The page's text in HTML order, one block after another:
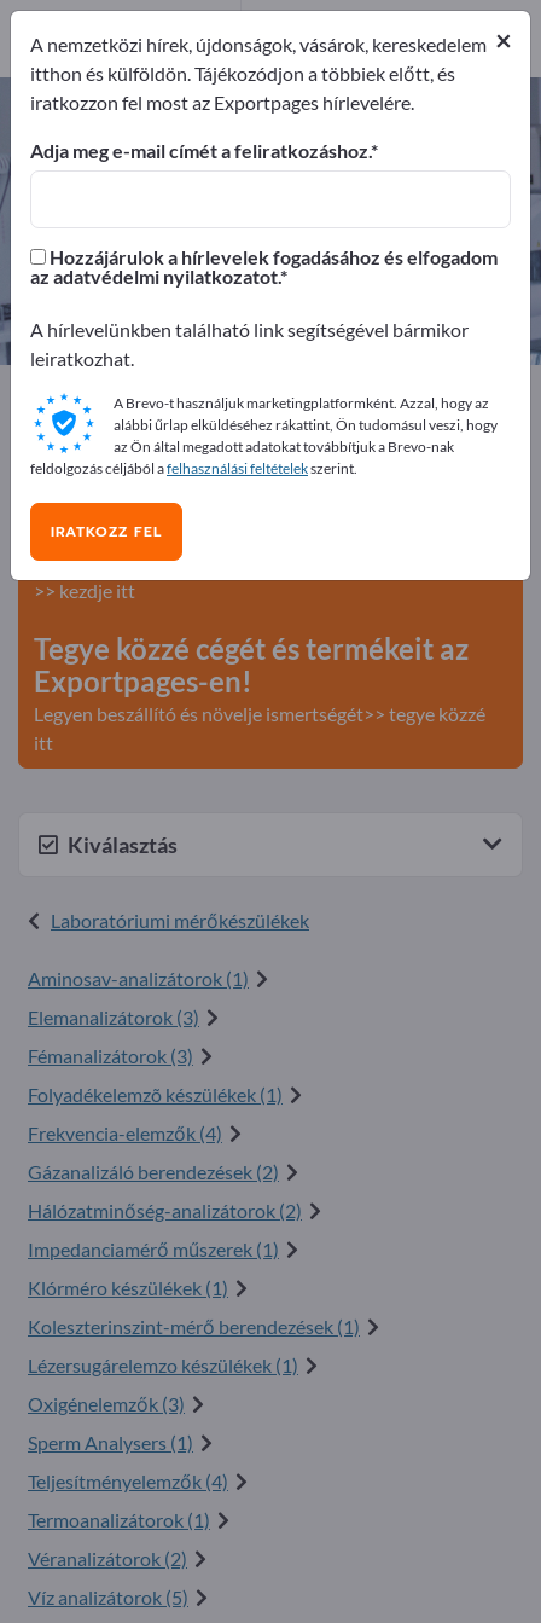
Analizátorok – gyártók és
beszállítók keresése
Forgalmazó
Exportpages
Orvostudomány és laboratórium
Laboratóriumi mérőkészülékek
Analizátorok
Hirdessen ingyen az Exportpages-
en!
Keresés – Ajánlatok – Használt áruk – Üzleti kapcsolatok
>> kezdje itt
Tegye közzé cégét és termékeit az
Exportpages-en!
Legyen beszállító és növelje ismertségét>> tegye közzé
itt
Kiválasztás
Laboratóriumi mérőkészülékek
Aminosav-analizátorok (1)
Elemanalizátorok (3)
Fémanalizátorok (3)
Folyadékelemzõ készülékek (1)
Frekvencia-elemzők (4)
Gázanalizáló berendezések (2)
Hálózatminőség-analizátorok (2)
Impedanciamérő műszerek (1)
Klórméro készülékek (1)
Koleszterinszint-mérő berendezések (1)
Lézersugárelemzo készülékek (1)
Oxigénelemzők (3)
Sperm Analysers (1)
Teljesítményelemzők (4)
Termoanalizátorok (1)
Véranalizátorok (2)
Víz analizátorok (5)
×
A nemzetközi hírek, újdonságok, vásárok, kereskedelem
itthon és külföldön. Tájékozódjon a többiek előtt, és
iratkozzon fel most az Exportpages hírlevelére.
Adja meg e-mail címét a feliratkozáshoz.
Hozzájárulok a hírlevelek fogadásához és elfogadom
az adatvédelmi nyilatkozatot.
A hírlevelünkben található link segítségével bármikor
leiratkozhat.
A Brevo-t használjuk marketingplatformként. Azzal, hogy az
alábbi űrlap elküldéséhez rákattint, Ön tudomásul veszi, hogy
az Ön által megadott adatokat továbbítjuk a Brevo-nak
feldolgozás céljából afelhasználási feltételekszerint.
IRATKOZZ FEL